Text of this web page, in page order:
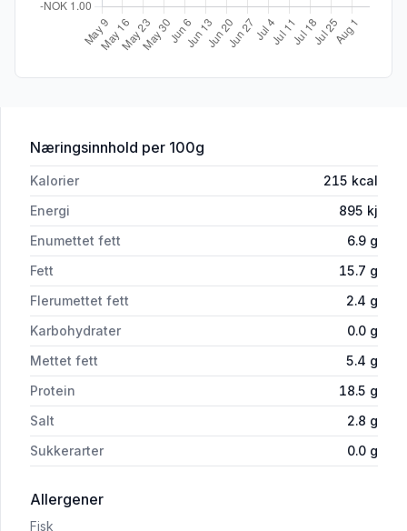
Næringsinnhold for 'Salt Svinemørbrad 0,5kgm'
per 100g
Kalorier 215 kcal
Energi
895 kj
Enumettet fett
6.9 g
Fett
15.7 g
Flerumettet fett
2.4 g
Karbohydrater
0.0 g
Mettet fett
5.4 g
Protein
18.5 g
Salt
2.8 g
Sukkerarter
0.0 g
Allergeneri 'Salt Svinemørbrad 0,5kgm'
Fisk